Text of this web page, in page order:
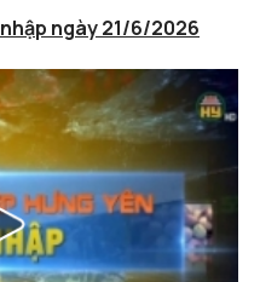
ngày 21/6/2026